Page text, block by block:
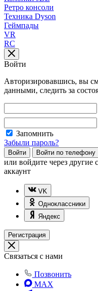
Ретро консоли
Техника Dyson
Геймпады
VR
RC
Войти
Авторизировавшись, вы
данными, следить за
Запомнить
Забыли пароль?
Войти Войти по телефону
или войдите через
аккаунт
VK
Одноклассники
Яндекс
Регистрация
Связаться с нами
Позвонить
MAX